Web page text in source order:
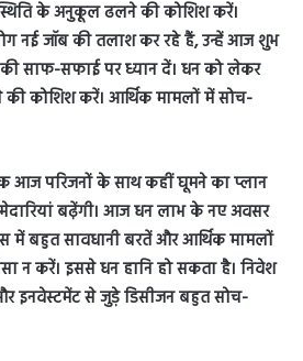
के अनुकूल ढलने की कोशिश करें।
नई जॉब की तलाश कर रहे हैं, उन्हें आज शुभ
साफ-सफाई पर ध्यान दें। धन को लेकर
कोशिश करें। आर्थिक मामलों में सोच-
आज परिजनों के साथ कहीं घूमने का प्लान
बढ़ेंगी। आज धन लाभ के नए अवसर
में बहुत सावधानी बरतें और आर्थिक मामलों
न करें। इससे धन हानि हो सकता है। निवेश
इनवेस्टमेंट से जुड़े डिसीजन बहुत सोच-